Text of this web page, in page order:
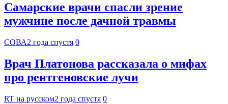
Самарские врачи спасли зрение
мужчине после дачной травмы
СОВА2 года спустя 0
Врач Платонова рассказала о мифах
про рентгеновские лучи
RT на русском2 года спустя 0